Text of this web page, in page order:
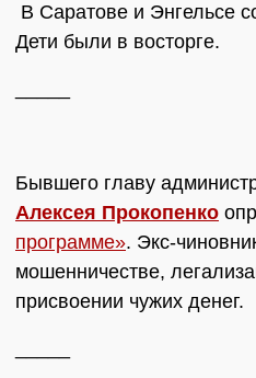
В Саратове и Энгельсе
Дети были в восторге.
Бывшего главу
Алексея Прокопенко
программе». Экс-
мошенничестве,
присвоении чужих денег.